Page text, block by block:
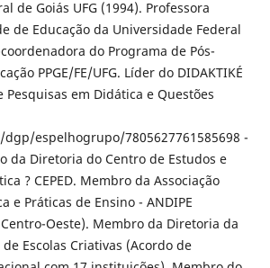
de Goiás UFG (1994). Professora
de Educação da Universidade Federal
do Programa de Pós-
PPGE/FE/UFG. Líder do DIDAKTIKÉ
Pesquisas em Didática e Questões
espelhogrupo/7805627761585698 -
da Diretoria do Centro de Estudos e
? CEPED. Membro da Associação
e Práticas de Ensino - ANDIPE
Oeste). Membro da Diretoria da
Escolas Criativas (Acordo de